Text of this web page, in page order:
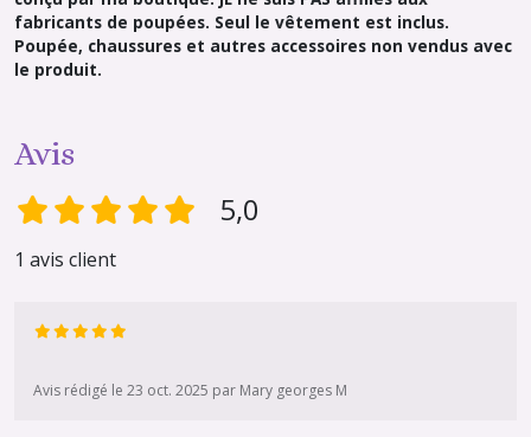
fabricants de poupées. Seul le vêtement est inclus.
Poupée, chaussures et autres accessoires non vendus avec
le produit.
Avis
5,0
1 avis client
Avis rédigé le 23 oct. 2025 par Mary georges M